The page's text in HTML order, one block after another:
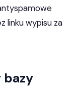
linku wypisu za
bazy